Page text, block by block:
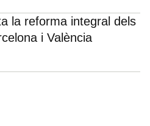
la reforma integral dels
i València